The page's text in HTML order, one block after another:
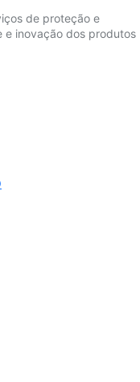
de proteção e
e inovação dos produtos